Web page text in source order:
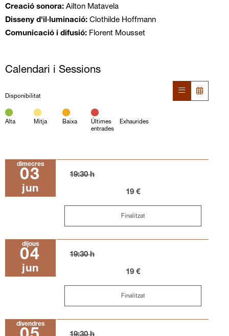
Creació sonora: Ailton Matavela
Disseny d'il·luminació: Clothilde Hoffmann
Comunicació i difusió: Florent Mousset
Calendari i Sessions
Disponibilitat
Alta Mitja Baixa
Últimes
entrades
Exhaurides
dimecres
03
jun
19:30 h
19 €
Finalitzat
dijous
04
jun
19:30 h
19 €
Finalitzat
divendres